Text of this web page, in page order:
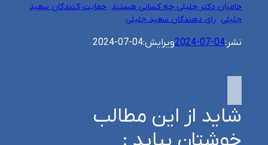
حامیان دکتر جلیلی چه کسانی هستند حمایت کنندگان سعید
جلیلی رای دهندگان سعید جلیلی
نشر:2024-07-04ویرایش:2024-07-04
شاید از این مطالب